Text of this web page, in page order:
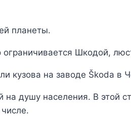
планеты.
Шкодой,
душу населения. В этой